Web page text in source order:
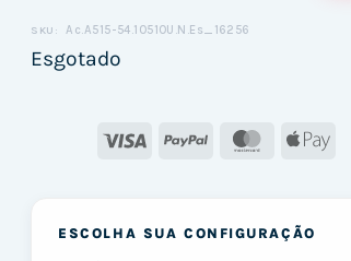
SKU: Ac.A515-54.10510U.N.Es_16256
Esgotado
Visa PayPal
ESCOLHA SUA CONFIGURAÇÃO